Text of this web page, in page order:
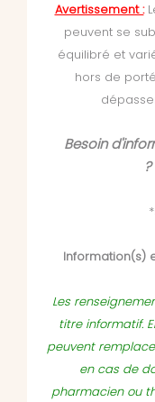
Avertissement :
peuvent se
équilibré et
hors de
Besoin
?
Information(s)
Les
titre informatif.
peuvent
en cas de
pharmacien ou